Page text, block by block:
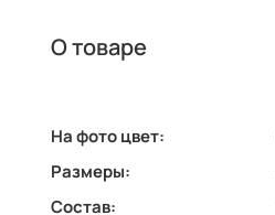
О товаре
На фото цвет:
Размеры:
Состав: